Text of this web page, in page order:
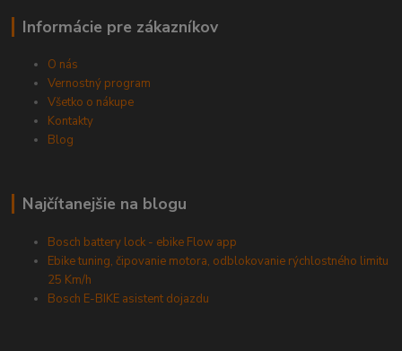
Informácie pre zákazníkov
O nás
Vernostný program
Všetko o nákupe
Kontakty
Blog
Najčítanejšie na blogu
Bosch battery lock - ebike Flow app
Ebike tuning, čipovanie motora, odblokovanie rýchlostného limitu
25 Km/h
Bosch E-BIKE asistent dojazdu